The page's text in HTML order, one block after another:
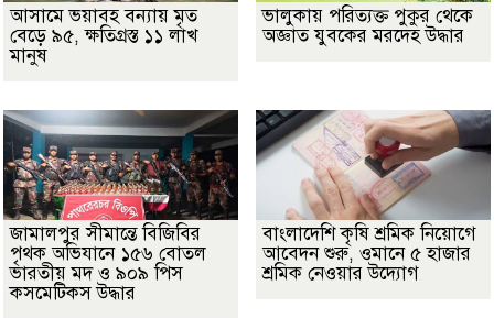
আসামে ভয়াবহ বন্যায় মৃত
বেড়ে ৯৫, ক্ষতিগ্রস্ত ১১ লাখ
মানুষ
ভালুকায় পরিত্যক্ত পুকুর থেকে
অজ্ঞাত যুবকের মরদেহ উদ্ধার
জামালপুর সীমান্তে বিজিবির
পৃথক অভিযানে ১৫৬ বোতল
ভারতীয় মদ ও ৯০৯ পিস
কসমেটিকস উদ্ধার
বাংলাদেশি কৃষি শ্রমিক নিয়োগে
আবেদন শুরু, ওমানে ৫ হাজার
শ্রমিক নেওয়ার উদ্যোগ